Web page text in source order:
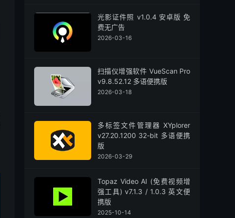
光影证件照 v1.0.4 安卓版 免
费无广告
2026-03-16
扫描仪增强软件 VueScan Pro
v9.8.52.12 多语便携版
2026-03-18
多标签文件管理器 XYplorer
v27.20.1200 32-bit 多语便携
版
2026-03-29
Topaz Video AI (免费视频增
强工具) v7.1.3 / 1.0.3 英文便
携版
2025-10-14